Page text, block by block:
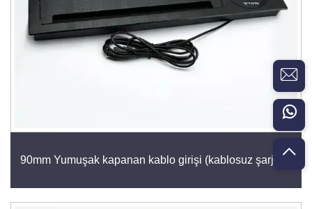
90mm Yumuşak kapanan kablo girişi (kablosuz şarj ile)